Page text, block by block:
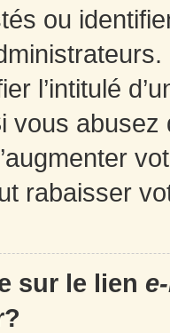
ou
l’intitulé
vous
rabaisser
sur le lien